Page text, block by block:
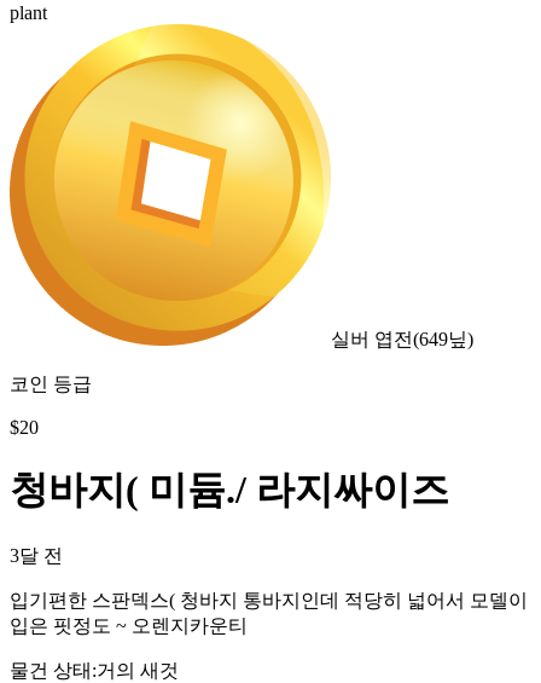
plant
실버 엽전(649닢)
코인 등급
$20
청바지( 미듐./ 라지싸이즈
3달 전
입기편한 스판덱스( 청바지 통바지인데 적당히 넓어서 모델이
입은 핏정도 ~ 오렌지카운티
물건 상태 :거의 새것